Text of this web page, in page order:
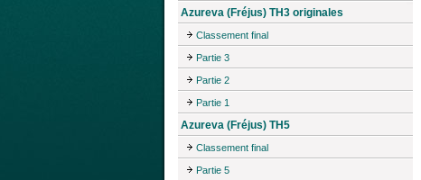
Azureva (Fréjus) TH3 originales
Classement final
Partie 3
Partie 2
Partie 1
Azureva (Fréjus) TH5
Classement final
Partie 5